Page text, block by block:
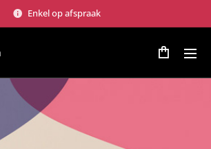
Enkel op afspraak